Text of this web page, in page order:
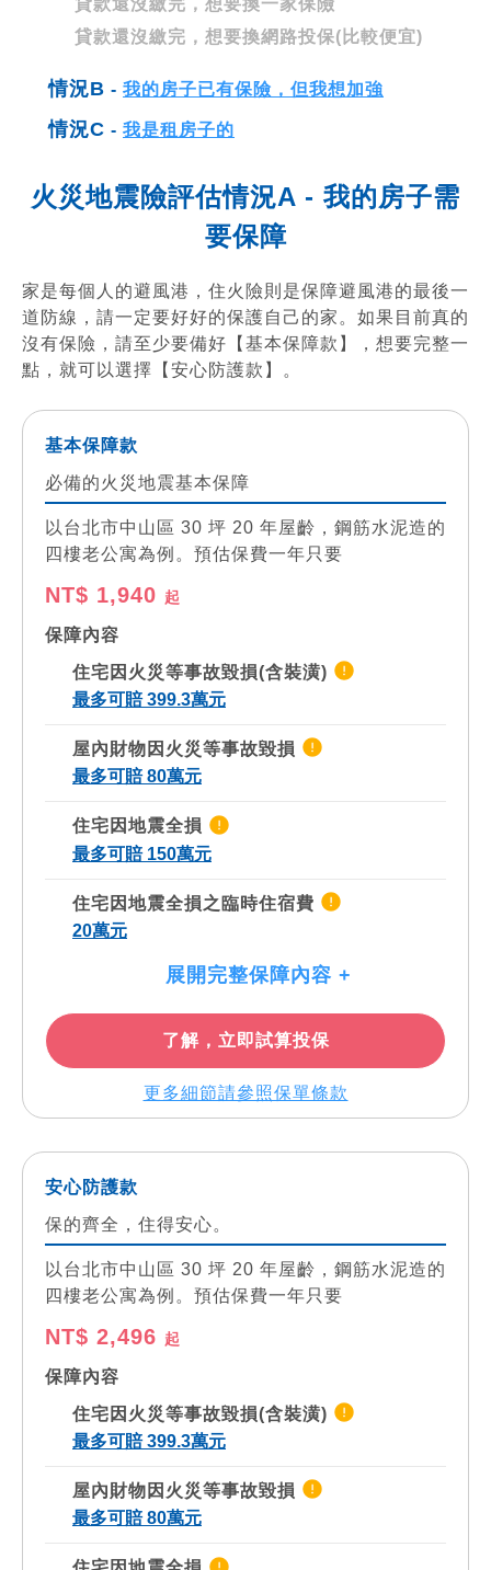
貸款還沒繳完，想要換網路投保(比較便宜)
情況B - 我的房子已有保險，但我想加強
情況C - 我是租房子的
火災地震險評估情況A - 我的房子需
要保障
家是每個人的避風港，住火險則是保障避風港的最後一
道防線，請一定要好好的保護自己的家。如果目前真的
沒有保險，請至少要備好【基本保障款】，想要完整一
點，就可以選擇【安心防護款】。
基本保障款
必備的火災地震基本保障
以台北市中山區 30 坪 20 年屋齡，鋼筋水泥造的
四樓老公寓為例。預估保費一年只要
NT$ 1,940 起
保障內容
住宅因火災等事故毀損(含裝潢)
最多可賠 399.3萬元
屋內財物因火災等事故毀損
最多可賠 80萬元
住宅因地震全損
最多可賠 150萬元
住宅因地震全損之臨時住宿費
20萬元
展開完整保障內容 +
了解，立即試算投保
更多細節請參照保單條款
安心防護款
保的齊全，住得安心。
以台北市中山區 30 坪 20 年屋齡，鋼筋水泥造的
四樓老公寓為例。預估保費一年只要
NT$ 2,496 起
保障內容
住宅因火災等事故毀損(含裝潢)
最多可賠 399.3萬元
屋內財物因火災等事故毀損
最多可賠 80萬元